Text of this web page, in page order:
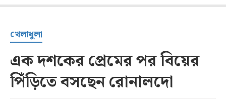
খেলাধুলা
এক দশকের প্রেমের পর বিয়ের
পিঁড়িতে বসছেন রোনালদো